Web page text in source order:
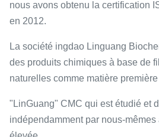
nous avons obtenu la certification
en 2012.
La société ingdao Linguang
des produits chimiques à base de
naturelles comme matière
"LinGuang" CMC qui est étudié et
indépendamment par nous-